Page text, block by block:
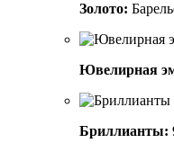
Золото:
Ювелирная
Бриллианты: